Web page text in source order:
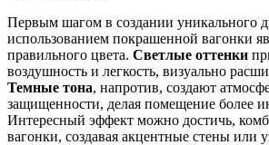
Первым шагом в создании уникального
использованием покрашенной вагонки
правильного цвета. Светлые оттенки
воздушность и легкость, визуально
Темные тона, напротив, создают
защищенности, делая помещение более
Интересный эффект можно достичь,
вагонки, создавая акцентные стены или